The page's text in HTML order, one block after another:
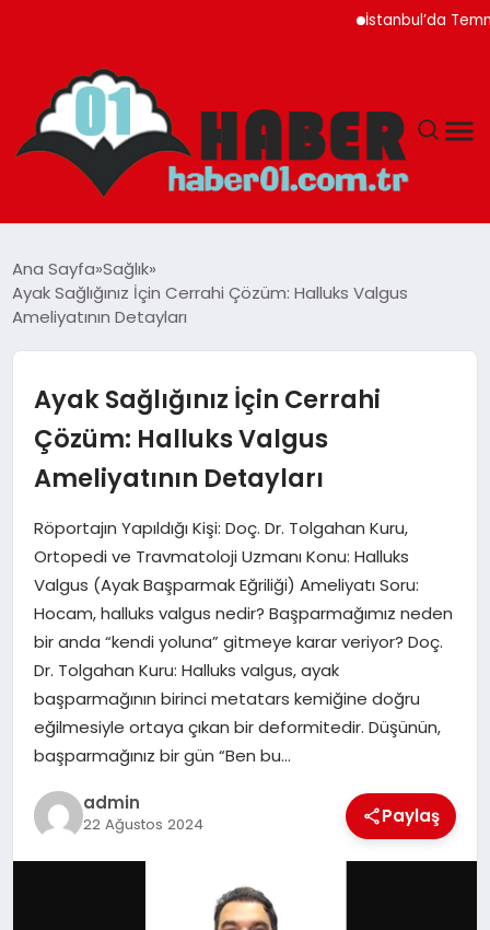
İstanbul’da Temmuz
ADANA
GÜNDEM
MAGAZIN
EĞITIM
TEKNOLOJI
Ana Sayfa Sağlık
Ayak Sağlığınız İçin Cerrahi Çözüm: Halluks Valgus
Ameliyatının Detayları
Ayak Sağlığınız İçin Cerrahi
Çözüm: Halluks Valgus
Ameliyatının Detayları
Röportajın Yapıldığı Kişi: Doç. Dr. Tolgahan Kuru,
Ortopedi ve Travmatoloji Uzmanı Konu: Halluks
Valgus (Ayak Başparmak Eğriliği) Ameliyatı Soru:
Hocam, halluks valgus nedir? Başparmağımız neden
bir anda “kendi yoluna” gitmeye karar veriyor? Doç.
Dr. Tolgahan Kuru: Halluks valgus, ayak
başparmağının birinci metatars kemiğine doğru
eğilmesiyle ortaya çıkan bir deformitedir. Düşünün,
başparmağınız bir gün “Ben bu…
admin
22 Ağustos 2024 Paylaş